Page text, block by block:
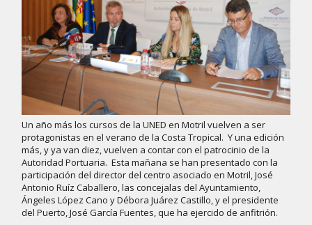
Un año más los cursos de la UNED en Motril vuelven a ser
protagonistas en el verano de la Costa Tropical. Y una edición
más, y ya van diez, vuelven a contar con el patrocinio de la
Autoridad Portuaria. Esta mañana se han presentado con la
participación del director del centro asociado en Motril, José
Antonio Ruíz Caballero, las concejalas del Ayuntamiento,
Ángeles López Cano y Débora Juárez Castillo, y el presidente
del Puerto, José García Fuentes, que ha ejercido de anfitrión.